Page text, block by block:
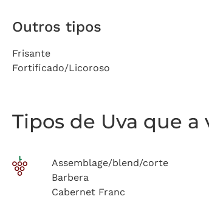
Outros tipos
Frisante
Fortificado/Licoroso
Tipos de Uva que a
Assemblage/blend/corte
Barbera
Cabernet Franc